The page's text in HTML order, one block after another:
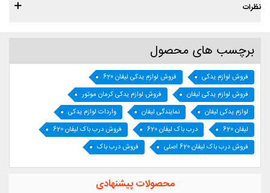
نظرات
برچسب های محصول
فروش لوازم یدکی
فروش لوازم یدکی لیفان 620
فروش لوازم یدکی لیفان
فروش لوازم یدکی کرمان موتور
لوازم یدکی لیفان
نمایندگی لیفان
واردات لوازم یدکی
لیفان 620
درب باک لیفان 620
فروش درب باک لیفان 620
فروش درب باک لیفان 620 اصلی
فروش درب باک
محصولات پیشنهادی